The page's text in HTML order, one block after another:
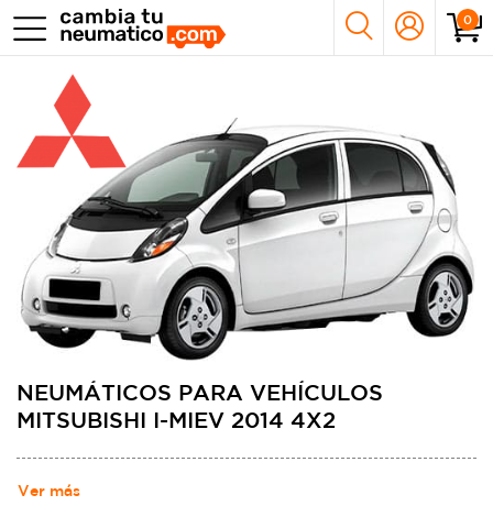
0
NEUMÁTICOS PARA VEHÍCULOS
MITSUBISHI I-MIEV 2014 4X2
Ver más